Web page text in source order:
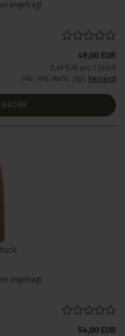
angefragt
49,00 EUR
0,49 EUR pro 1 Stück
inkl. 19% MwSt. zzgl. Versand
angefragt
54,00 EUR